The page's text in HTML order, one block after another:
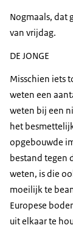
Nogmaals, dat
van vrijdag.
DE JONGE
Misschien iets
weten een
weten bij een
het
opgebouwde
bestand tegen
weten, is die
moeilijk te
Europese
uit elkaar te